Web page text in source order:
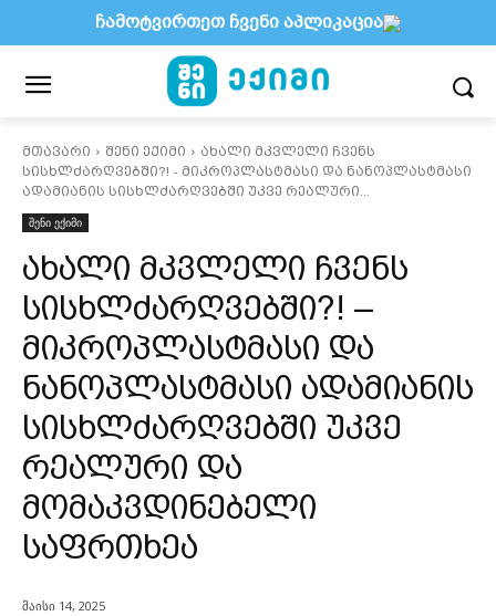
მთავარი შენი ექიმი
ახალი მკვლელი ჩვენს
სისხლძარღვებში?! - მიკროპლასტმასი და ნანოპლასტმასი
ადამიანის სისხლძარღვებში უკვე რეალური...
შენი ექიმი
ახალი მკვლელი ჩვენს
სისხლძარღვებში?! –
მიკროპლასტმასი და
ნანოპლასტმასი ადამიანის
სისხლძარღვებში უკვე
რეალური და
მომაკვდინებელი
საფრთხეა
მაისი 14, 2025
ჩამოტვირთეთ ჩვენი აპლიკაცია